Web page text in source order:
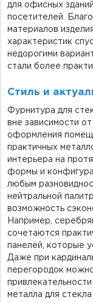
для офисных
посетителей.
материалов
характеристик
недорогими
стали более
Стиль и
Фурнитура для
вне зависимости
оформления
практичных
интерьера на
формы и
любым
нейтральной
возможность
Например,
сочетаются
панелей, которые
Даже при
перегородок
металла для